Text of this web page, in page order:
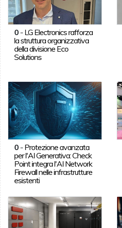
0- LG Electronics rafforza
la struttura organizzativa
della divisione Eco
Solutions
0- Protezione avanzata
per l'AI Generativa: Check
Point integra l'AI Network
Firewall nelle infrastrutture
esistenti